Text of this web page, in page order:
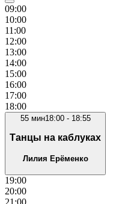
09:00
10:00
11 :00
12:00
13:00
14:00
15:00
16:00
17:00
18:00
55мин18:00- 18:55
Танцы на каблуках
Лилия Ерёменко
19:00
20:00